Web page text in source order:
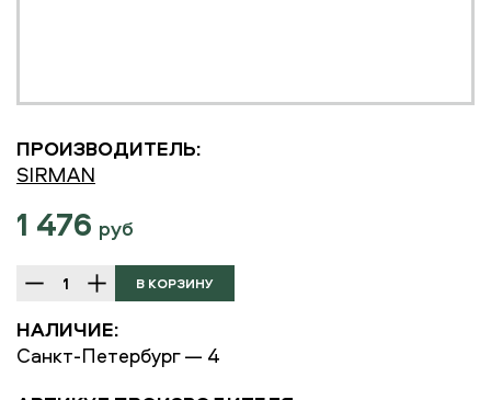
ПРОИЗВОДИТЕЛЬ:
SIRMAN
1 476 руб
НАЛИЧИЕ:
Санкт-Петербург — 4